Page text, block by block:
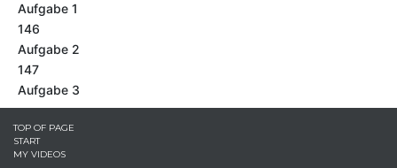
Aufgabe 1
146
Aufgabe 2
147
Aufgabe 3
TOP OF PAGE
START
MY VIDEOS